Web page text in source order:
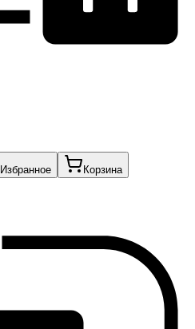
Избранное Корзина